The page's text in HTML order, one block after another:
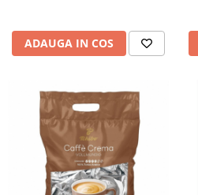
ADAUGA IN COS